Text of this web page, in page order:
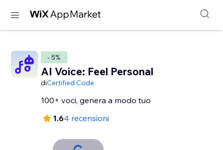
- 5%
AI Voice: Feel Personal
diCertified Code
100+ voci, genera a modo tuo
1.64 recensioni